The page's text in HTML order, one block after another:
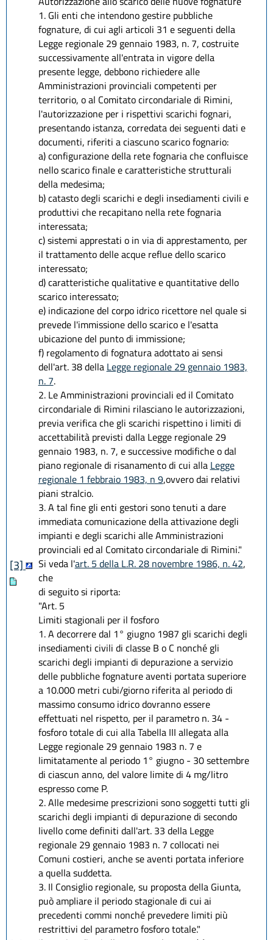
1. Gli enti che intendono gestire pubbliche
fognature, di cui agli articoli 31 e seguenti della
Legge regionale 29 gennaio 1983, n. 7, costruite
successivamente all'entrata in vigore della
presente legge, debbono richiedere alle
Amministrazioni provinciali competenti per
territorio, o al Comitato circondariale di Rimini,
l'autorizzazione per i rispettivi scarichi fognari,
presentando istanza, corredata dei seguenti dati e
documenti, riferiti a ciascuno scarico fognario:
a) configurazione della rete fognaria che confluisce
nello scarico finale e caratteristiche strutturali
della medesima;
b) catasto degli scarichi e degli insediamenti civili e
produttivi che recapitano nella rete fognaria
interessata;
c) sistemi apprestati o in via di apprestamento, per
il trattamento delle acque reflue dello scarico
interessato;
d) caratteristiche qualitative e quantitative dello
scarico interessato;
e) indicazione del corpo idrico ricettore nel quale si
prevede l'immissione dello scarico e l'esatta
ubicazione del punto di immissione;
f) regolamento di fognatura adottato ai sensi
dell'art. 38 della Legge regionale 29 gennaio 1983,
n. 7.
2. Le Amministrazioni provinciali ed il Comitato
circondariale di Rimini rilasciano le autorizzazioni,
previa verifica che gli scarichi rispettino i limiti di
accettabilità previsti dalla Legge regionale 29
gennaio 1983, n. 7, e successive modifiche o dal
piano regionale di risanamento di cui alla Legge
regionale 1 febbraio 1983, n 9,ovvero dai relativi
piani stralcio.
3. A tal fine gli enti gestori sono tenuti a dare
immediata comunicazione della attivazione degli
impianti e degli scarichi alle Amministrazioni
provinciali ed al Comitato circondariale di Rimini."
[3] Si veda l'art. 5 della L.R. 28 novembre 1986, n. 42,
che
di seguito si riporta:
"Art. 5
Limiti stagionali per il fosforo
1. A decorrere dal 1° giugno 1987 gli scarichi degli
insediamenti civili di classe B o C nonché gli
scarichi degli impianti di depurazione a servizio
delle pubbliche fognature aventi portata superiore
a 10.000 metri cubi/giorno riferita al periodo di
massimo consumo idrico dovranno essere
effettuati nel rispetto, per il parametro n. 34 -
fosforo totale di cui alla Tabella III allegata alla
Legge regionale 29 gennaio 1983 n. 7 e
limitatamente al periodo 1° giugno - 30 settembre
di ciascun anno, del valore limite di 4 mg/litro
espresso come P.
2. Alle medesime prescrizioni sono soggetti tutti gli
scarichi degli impianti di depurazione di secondo
livello come definiti dall'art. 33 della Legge
regionale 29 gennaio 1983 n. 7 collocati nei
Comuni costieri, anche se aventi portata inferiore
a quella suddetta.
3. Il Consiglio regionale, su proposta della Giunta,
può ampliare il periodo stagionale di cui ai
precedenti commi nonché prevedere limiti più
restrittivi del parametro fosforo totale."